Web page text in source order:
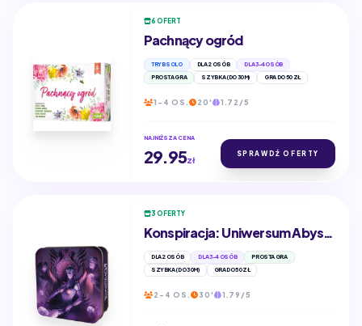
6 OFERT
Pachnący ogród
TRYB SOLO DLA 2 OSÓB
DLA 3-4 OSÓB
PROSTA GRA
SZYBKA (DO 30M) GRA DO 50 ZŁ
1-4 OS. 20' 1.72/5
NAJNIŻSZA CENA
29.95zł
SPRAWDŹ OFERTY
3 OFERTY
Konspiracja: Uniwersum Abyss (edycja fioletowa)
DLA 2 OSÓB DLA 3-4 OSÓB
PROSTA GRA
SZYBKA (DO 30M)
GRA DO 50 ZŁ
2-4 OS. 30' 1.79/5